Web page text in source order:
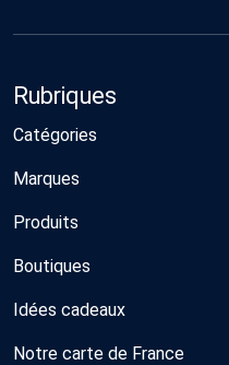
Rubriques
Catégories
Marques
Produits
Boutiques
Idées cadeaux
Notre carte de France